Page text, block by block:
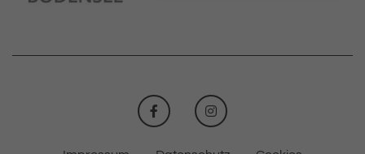
FACEBOOKINSTAGRAM